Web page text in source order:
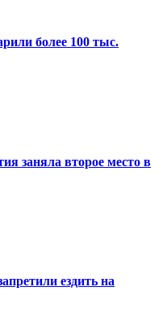
более 100 тыс.
заняла второе место в
ездить на